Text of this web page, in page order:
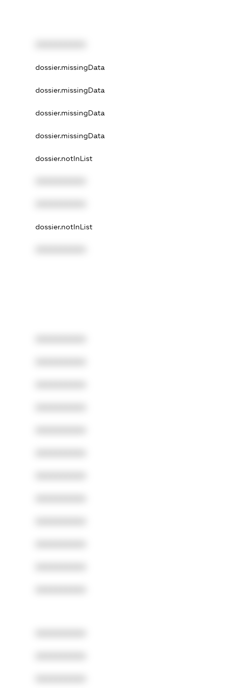
dossier.missingData
dossier.missingData
dossier.missingData
dossier.missingData
dossier.notInList
dossier.notInList